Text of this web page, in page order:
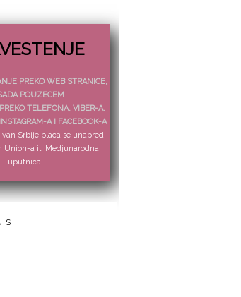
PREKO WEB STRANICE,
POUZECEM
TELEFONA, VIBER-A,
A I FACEBOOK-A
Srbije placa se unapred
Union-a ili Medjunarodna
uputnica